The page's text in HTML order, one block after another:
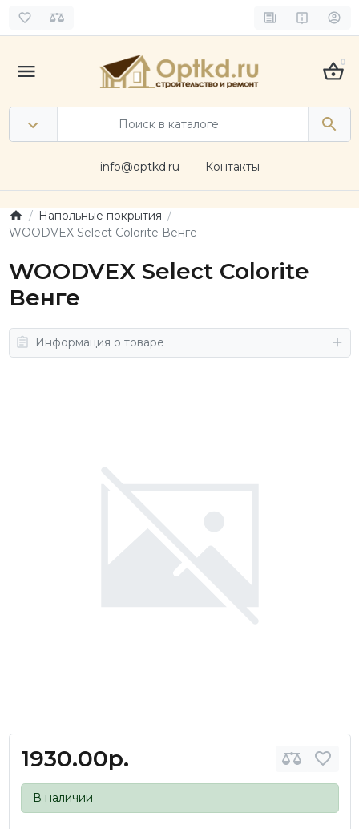
0
info@optkd.ru Контакты
Напольные покрытия
WOODVEX Select Colorite Венге
WOODVEX Select Colorite
Венге
Информация о товаре
1930.00р.
В наличии